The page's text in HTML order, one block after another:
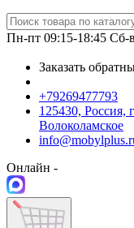
Пн-пт 09:15-18:45 Сб-
Заказать
+79269477793
125430, Россия,
Волоколамское
Онлайн -